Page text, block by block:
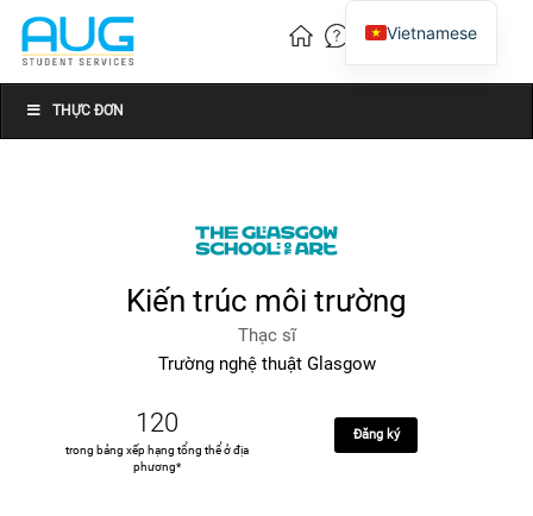
THỰC ĐƠN
Kiến trúc môi trường
Thạc sĩ
Trường nghệ thuật Glasgow
120
trong bảng xếp hạng tổng thể ở địa
phương*
Đăng ký
Vietnamese